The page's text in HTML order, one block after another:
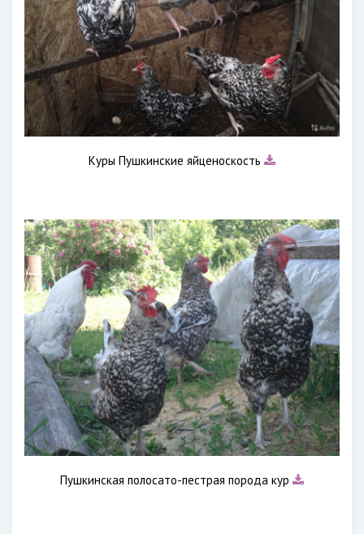
Куры Пушкинские яйценоскость
Пушкинская полосато-пестрая порода кур